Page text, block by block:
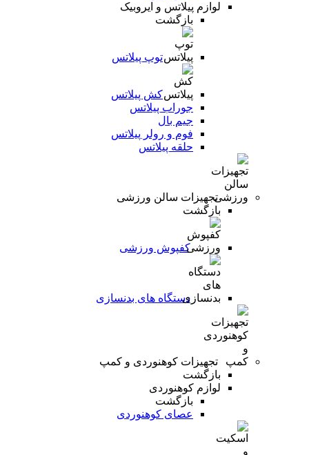
لوازم پیلاتس و ایروبیک
بازگشت
توپ پیلاتس
کش پیلاتس
جوراب پیلاتس
جیم بال
فوم و رولر پیلاتس
حلقه پیلاتس
تجهیزات سالن ورزشی
بازگشت
کفپوش ورزشی
دستگاه های بدنسازی
تجهیزات کوهنوردی و کمپ
بازگشت
لوازم کوهنوردی
بازگشت
عصای کوهنوردی